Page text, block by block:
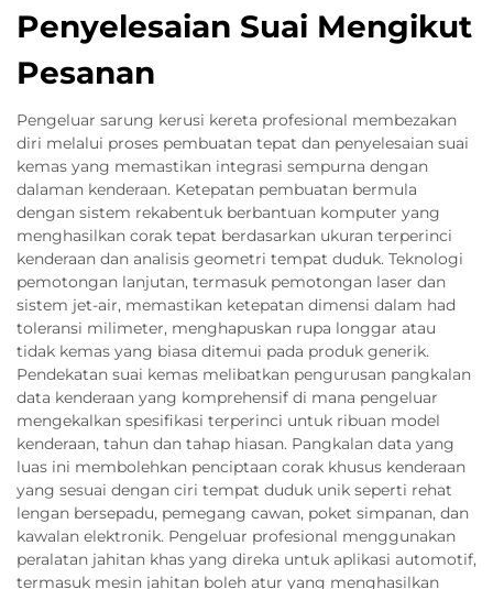
Penyelesaian Suai Mengikut
Pesanan
Pengeluar sarung kerusi kereta profesional membezakan
diri melalui proses pembuatan tepat dan penyelesaian suai
kemas yang memastikan integrasi sempurna dengan
dalaman kenderaan. Ketepatan pembuatan bermula
dengan sistem rekabentuk berbantuan komputer yang
menghasilkan corak tepat berdasarkan ukuran terperinci
kenderaan dan analisis geometri tempat duduk. Teknologi
pemotongan lanjutan, termasuk pemotongan laser dan
sistem jet-air, memastikan ketepatan dimensi dalam had
toleransi milimeter, menghapuskan rupa longgar atau
tidak kemas yang biasa ditemui pada produk generik.
Pendekatan suai kemas melibatkan pengurusan pangkalan
data kenderaan yang komprehensif di mana pengeluar
mengekalkan spesifikasi terperinci untuk ribuan model
kenderaan, tahun dan tahap hiasan. Pangkalan data yang
luas ini membolehkan penciptaan corak khusus kenderaan
yang sesuai dengan ciri tempat duduk unik seperti rehat
lengan bersepadu, pemegang cawan, poket simpanan, dan
kawalan elektronik. Pengeluar profesional menggunakan
peralatan jahitan khas yang direka untuk aplikasi automotif,
termasuk mesin jahitan boleh atur yang menghasilkan